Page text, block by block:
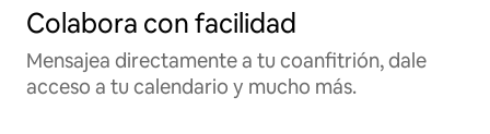
Colabora con facilidad
Mensajea directamente a tu coanfitrión, dale
acceso a tu calendario y mucho más.